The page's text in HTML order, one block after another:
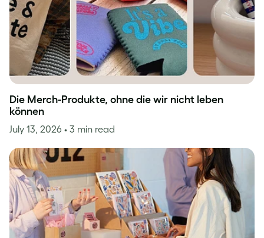
Die Merch-Produkte, ohne die wir nicht leben
können
July 13, 2026 • 3 min read